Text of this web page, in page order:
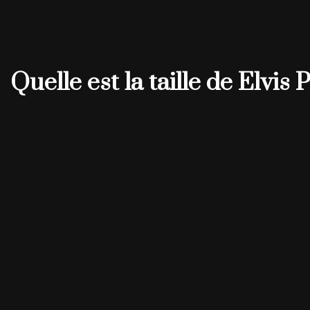
Quelle est la taille de Elvis